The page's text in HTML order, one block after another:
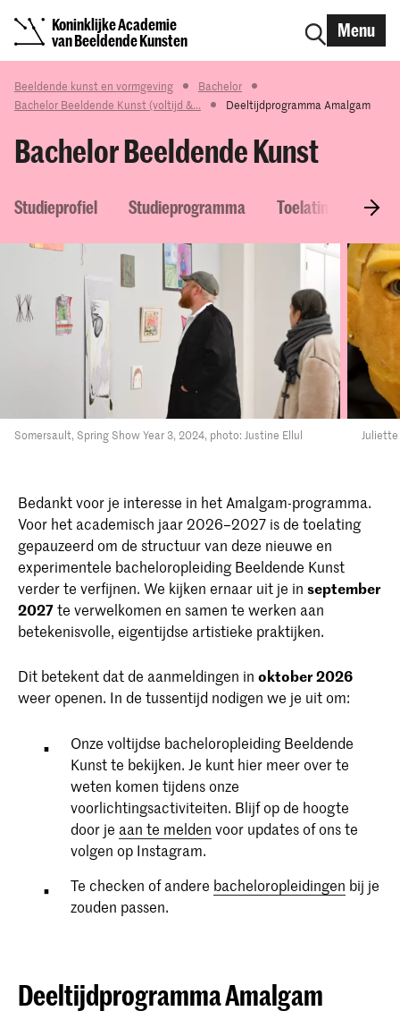
Koninklijke Academie
van Beeldende Kunsten
Menu
Beeldende kunst en vormgeving
Bachelor
Bachelor Beeldende Kunst (voltijd &...
Deeltijdprogramma Amalgam
Bachelor Beeldende Kunst
Studieprofiel Studieprogramma Toelatingseisen
Somersault, Spring Show Year 3, 2024, photo: Justine Ellul
Bedankt voor je interesse in het Amalgam-programma.
Voor het academisch jaar 2026–2027 is de toelating
gepauzeerd om de structuur van deze nieuwe en
experimentele bacheloropleiding Beeldende Kunst
verder te verfijnen. We kijken ernaar uit je in september
2027te verwelkomen en samen te werken aan
betekenisvolle, eigentijdse artistieke praktijken.
Dit betekent dat de aanmeldingen in oktober 2026
weer openen. In de tussentijd nodigen we je uit om:
Onze voltijdse bacheloropleiding Beeldende
Kunst te bekijken. Je kunt hier meer over te
weten komen tijdens onze
voorlichtingsactiviteiten. Blijf op de hoogte
door je aan te melden voor updates of ons te
volgen op Instagram.
Te checken of andere bacheloropleidingen bij je
zouden passen.
Deeltijdprogramma Amalgam